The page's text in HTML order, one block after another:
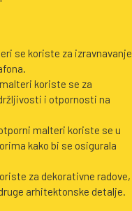
se koriste za izravnavanje
koriste se za
i otpornosti na
malteri koriste se u
kako bi se osigurala
za dekorativne radove,
arhitektonske detalje.